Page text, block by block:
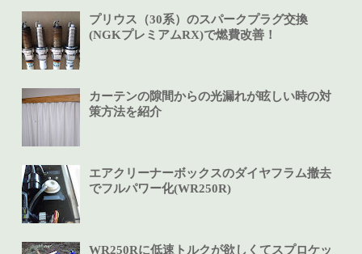
プリウス（30系）のスパークプラグ交換
(NGKプレミアムRX)で燃費改善！
カーテンの隙間からの光漏れが眩しい時の対
策方法を紹介
エアクリーナーボックスのダイヤフラム撤去
でフルパワー化(WR250R)
WR250Rに低速トルクが欲しくてスプロケッ